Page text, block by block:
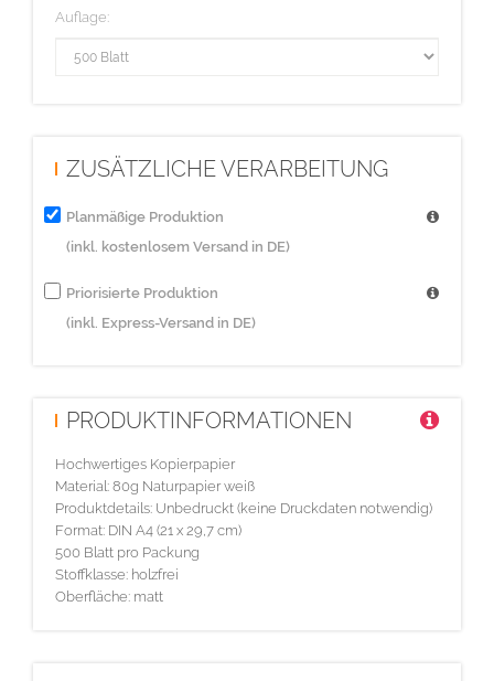
Auflage:
ZUSÄTZLICHE VERARBEITUNG
Planmäßige Produktion
(inkl. kostenlosem Versand in DE)
Priorisierte Produktion
(inkl. Express-Versand in DE)
PRODUKTINFORMATIONEN
Hochwertiges Kopierpapier
Material: 80g Naturpapier weiß
Produktdetails: Unbedruckt (keine Druckdaten notwendig)
Format: DIN A4 (21 x 29,7 cm)
500 Blatt pro Packung
Stoffklasse: holzfrei
Oberfläche: matt